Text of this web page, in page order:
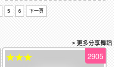
5 6 下一頁
> 更多分享舞蹈
2905
★★★